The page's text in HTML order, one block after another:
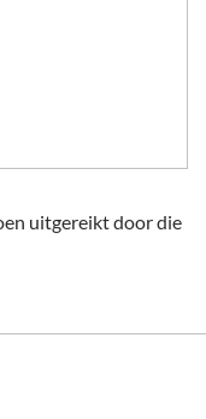
uitgereikt door die